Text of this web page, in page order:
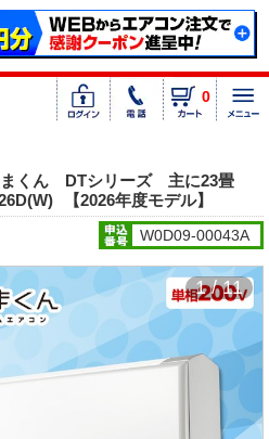
0
くん DTシリーズ 主に23畳
【2026年度モデル】
W0D09-00043A
1 / 11